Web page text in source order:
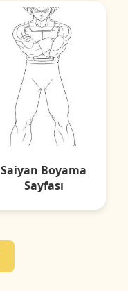
Saiyan Boyama
Sayfası